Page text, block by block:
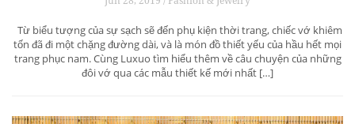
Từ biểu tượng của sự sạch sẽ đến phụ kiện thời trang, chiếc vớ khiêm
tốn đã đi một chặng đường dài, và là món đồ thiết yếu của hầu hết mọi
trang phục nam. Cùng Luxuo tìm hiểu thêm về câu chuyện của những
đôi vớ qua các mẫu thiết kế mới nhất […]